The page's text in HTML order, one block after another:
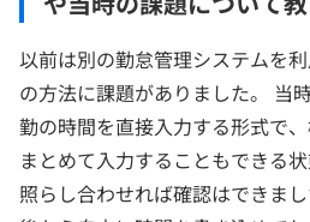
以前は別の勤怠管理システムを
の方法に課題がありました。 当
勤の時間を直接入力する形式で
まとめて入力することもできる
照らし合わせれば確認はできま